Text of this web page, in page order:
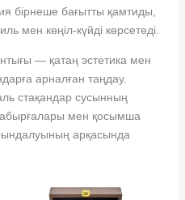
бірнеше бағытты қамтиды,
мен көңіл-күйді көрсетеді.
— қатаң эстетика мен
арналған таңдау.
стақандар сусынның
қабырғалары мен қосымша
арқасында